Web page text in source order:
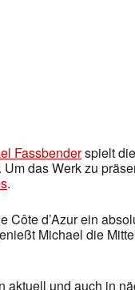
Fassbenderspielt
das Werk zu
.
d’Azur ein
Michael die
und auch in